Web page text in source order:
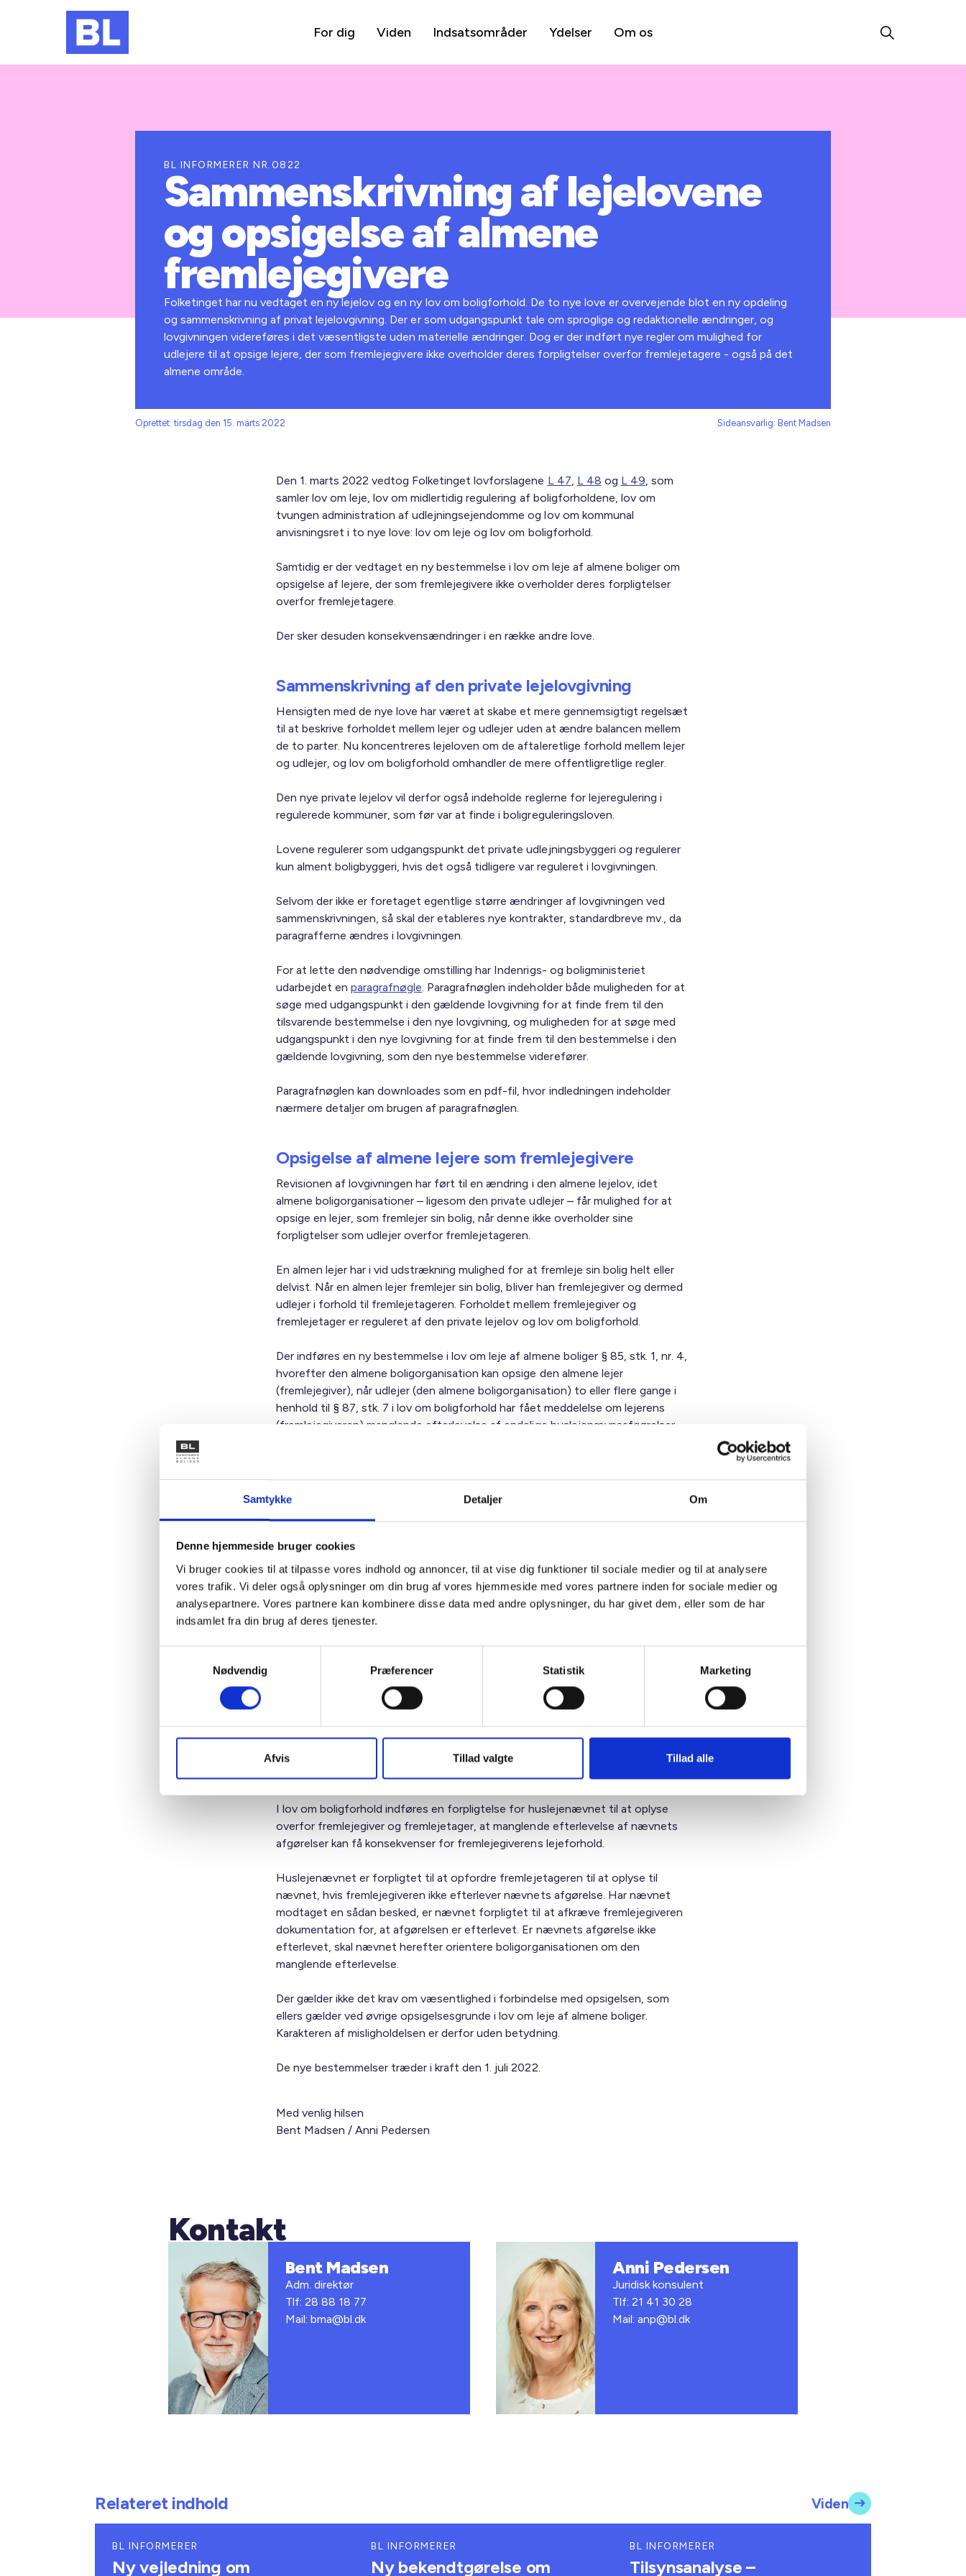
Samtykke Detaljer Om
Denne hjemmeside bruger cookies
Vi bruger cookies til at tilpasse vores indhold og annoncer, til at vise dig funktioner til sociale medier og til at analysere
vores trafik. Vi deler også oplysninger om din brug af vores hjemmeside med vores partnere inden for sociale medier og
analysepartnere. Vores partnere kan kombinere disse data med andre oplysninger, du har givet dem, eller som de har
indsamlet fra din brug af deres tjenester.
Nødvendig
Præferencer Statistik Marketing
Afvis Tillad valgte Tillad alle
For dig Viden Indsatsområder Ydelser Om os
BL INFORMERER NR.0822
Sammenskrivning af lejelovene
og opsigelse af almene
fremlejegivere
Folketinget har nu vedtaget en ny lejelov og en ny lov om boligforhold. De to nye love er overvejende blot en ny opdeling
og sammenskrivning af privat lejelovgivning. Der er som udgangspunkt tale om sproglige og redaktionelle ændringer, og
lovgivningen videreføres i det væsentligste uden materielle ændringer. Dog er der indført nye regler om mulighed for
udlejere til at opsige lejere, der som fremlejegivere ikke overholder deres forpligtelser overfor fremlejetagere - også på det
almene område.
Oprettet: tirsdag den 15. marts 2022 Sideansvarlig: Bent Madsen
Den 1. marts 2022 vedtog Folketinget lovforslagene L 47, L 48 og L 49, som
samler lov om leje, lov om midlertidig regulering af boligforholdene, lov om
tvungen administration af udlejningsejendomme og lov om kommunal
anvisningsret i to nye love: lov om leje og lov om boligforhold.
Samtidig er der vedtaget en ny bestemmelse i lov om leje af almene boliger om
opsigelse af lejere, der som fremlejegivere ikke overholder deres forpligtelser
overfor fremlejetagere.
Der sker desuden konsekvensændringer i en række andre love.
Sammenskrivning af den private lejelovgivning
Hensigten med de nye love har været at skabe et mere gennemsigtigt regelsæt
til at beskrive forholdet mellem lejer og udlejer uden at ændre balancen mellem
de to parter. Nu koncentreres lejeloven om de aftaleretlige forhold mellem lejer
og udlejer, og lov om boligforhold omhandler de mere offentligretlige regler.
Den nye private lejelov vil derfor også indeholde reglerne for lejeregulering i
regulerede kommuner, som før var at finde i boligreguleringsloven.
Lovene regulerer som udgangspunkt det private udlejningsbyggeri og regulerer
kun alment boligbyggeri, hvis det også tidligere var reguleret i lovgivningen.
Selvom der ikke er foretaget egentlige større ændringer af lovgivningen ved
sammenskrivningen, så skal der etableres nye kontrakter, standardbreve mv., da
paragrafferne ændres i lovgivningen.
For at lette den nødvendige omstilling har Indenrigs- og boligministeriet
udarbejdet enparagrafnøgle. Paragrafnøglen indeholder både muligheden for at
søge med udgangspunkt i den gældende lovgivning for at finde frem til den
tilsvarende bestemmelse i den nye lovgivning, og muligheden for at søge med
udgangspunkt i den nye lovgivning for at finde frem til den bestemmelse i den
gældende lovgivning, som den nye bestemmelse viderefører.
Paragrafnøglen kan downloades som en pdf-fil, hvor indledningen indeholder
nærmere detaljer om brugen af paragrafnøglen.
Opsigelse af almene lejere som fremlejegivere
Revisionen af lovgivningen har ført til en ændring i den almene lejelov, idet
almene boligorganisationer – ligesom den private udlejer – får mulighed for at
opsige en lejer, som fremlejer sin bolig, når denne ikke overholder sine
forpligtelser som udlejer overfor fremlejetageren.
En almen lejer har i vid udstrækning mulighed for at fremleje sin bolig helt eller
delvist. Når en almen lejer fremlejer sin bolig, bliver han fremlejegiver og dermed
udlejer i forhold til fremlejetageren. Forholdet mellem fremlejegiver og
fremlejetager er reguleret af den private lejelov og lov om boligforhold.
Der indføres en ny bestemmelse i lov om leje af almene boliger § 85, stk. 1, nr. 4,
hvorefter den almene boligorganisation kan opsige den almene lejer
(fremlejegiver), når udlejer (den almene boligorganisation) to eller flere gange i
henhold til § 87, stk. 7 i lov om boligforhold har fået meddelelse om lejerens
(fremlejegiveren) manglende efterlevelse af endelige huslejenævnsafgørelser.
(fremlejegiver), som ikke overholder sine forpligtelser som udlejer. Det er en
forudsætning at
den almene lejer (fremlejegiver) to eller flere gange har tabt en sag i
huslejenævnet
huslejenævnets afgørelser er endelige
ankefristen er udløbet
Huslejenævnsafgørelserne behøver ikke at være i forhold til den samme
Fremlejegiver skal således have misligholdt sine forpligtelser som udlejer
Ved misligholdelse forstås enhver form for misligholdelse i fremlejeforholdet.
Misligholdelse er således ikke begrænset til betalingsforpligtelser, men kan også
omfatte f.eks. vedligeholdelsesforpligtelser, tilbagebetaling af depositum,
udarbejdelse af varmeregnskab m.m.
I lov om boligforhold indføres en forpligtelse for huslejenævnet til at oplyse
overfor fremlejegiver og fremlejetager, at manglende efterlevelse af nævnets
afgørelser kan få konsekvenser for fremlejegiverens lejeforhold.
Huslejenævnet er forpligtet til at opfordre fremlejetageren til at oplyse til
nævnet, hvis fremlejegiveren ikke efterlever nævnets afgørelse. Har nævnet
modtaget en sådan besked, er nævnet forpligtet til at afkræve fremlejegiveren
dokumentation for, at afgørelsen er efterlevet. Er nævnets afgørelse ikke
efterlevet, skal nævnet herefter orientere boligorganisationen om den
manglende efterlevelse.
Der gælder ikke det krav om væsentlighed i forbindelse med opsigelsen, som
ellers gælder ved øvrige opsigelsesgrunde i lov om leje af almene boliger.
Karakteren af misligholdelsen er derfor uden betydning.
De nye bestemmelser træder i kraft den 1. juli 2022.
Med venlig hilsen
Bent Madsen / Anni Pedersen
Kontakt
Bent Madsen
Adm. direktør
Tlf: 28 88 18 77
Mail: bma@bl.dk
Anni Pedersen
Juridisk konsulent
Tlf: 21 41 30 28
Mail: anp@bl.dk
Relateret indhold Viden
BL INFORMERER
Ny vejledning om
BL INFORMERER
Ny bekendtgørelse om
BL INFORMERER
Tilsynsanalyse –